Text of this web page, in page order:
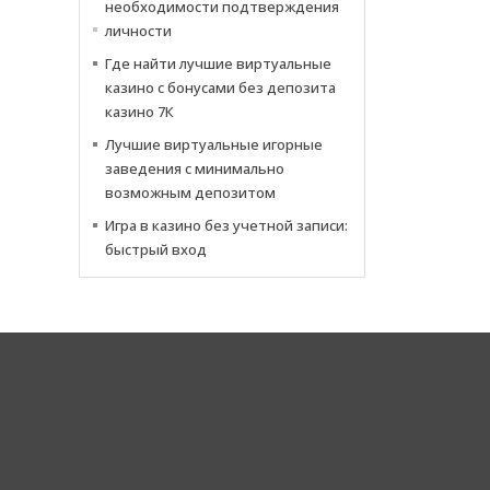
необходимости подтверждения
личности
Где найти лучшие виртуальные
казино с бонусами без депозита
казино 7К
Лучшие виртуальные игорные
заведения с минимально
возможным депозитом
Игра в казино без учетной записи:
быстрый вход